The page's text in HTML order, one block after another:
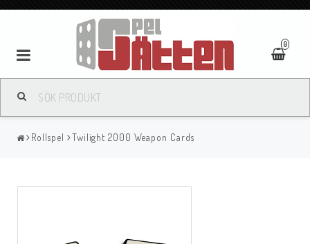
0
Rollspel Twilight 2000 Weapon Cards